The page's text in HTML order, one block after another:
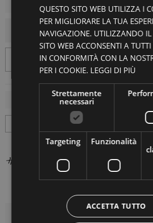
AGGIUNGI AL CARRELLO
DETTAGLI DEL PRODOTTO
QUESTO SITO WEB UTILIZZA I
PER MIGLIORARE LA TUA
NAVIGAZIONE. UTILIZZANDO IL
SITO WEB ACCONSENTI A
IN CONFORMITÀ CON LA
PER I COOKIE. LEGGI DI PIÙ
Strettamente
necessari
Targeting Funzionalità
ACCETTA TUTTO